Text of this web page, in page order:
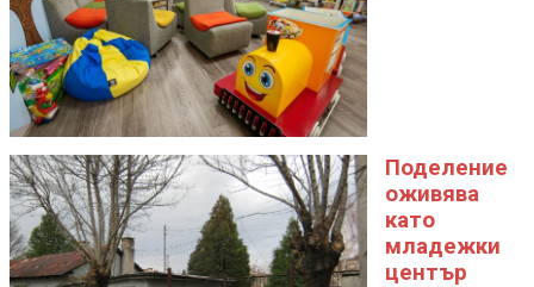
Поделение
оживява
като
младежки
център